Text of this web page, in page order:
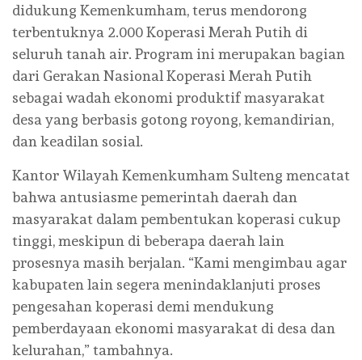
didukung Kemenkumham, terus mendorong
terbentuknya 2.000 Koperasi Merah Putih di
seluruh tanah air. Program ini merupakan bagian
dari Gerakan Nasional Koperasi Merah Putih
sebagai wadah ekonomi produktif masyarakat
desa yang berbasis gotong royong, kemandirian,
dan keadilan sosial.
Kantor Wilayah Kemenkumham Sulteng mencatat
bahwa antusiasme pemerintah daerah dan
masyarakat dalam pembentukan koperasi cukup
tinggi, meskipun di beberapa daerah lain
prosesnya masih berjalan. “Kami mengimbau agar
kabupaten lain segera menindaklanjuti proses
pengesahan koperasi demi mendukung
pemberdayaan ekonomi masyarakat di desa dan
kelurahan,” tambahnya.